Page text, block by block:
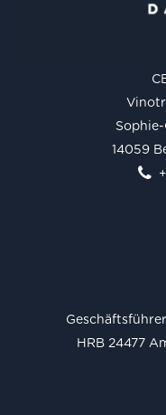
14059
HRB 24477